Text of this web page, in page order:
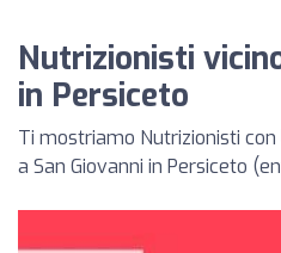
Nutrizionisti
in Persiceto
Ti mostriamo Nutrizionisti
a San Giovanni in Persiceto